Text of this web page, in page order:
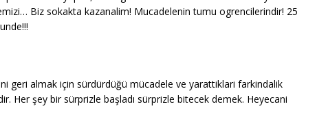
Biz sokakta kazanalim! Mucadelenin tumu ogrencilerindir! 25
geri almak için sürdürdüğü mücadele ve yarattiklari farkindalik
Her şey bir sürprizle başladı sürprizle bitecek demek. Heyecani